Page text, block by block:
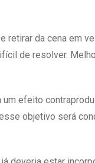
retirar da cena em
de resolver.
efeito
objetivo será